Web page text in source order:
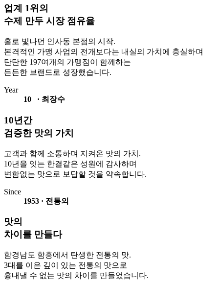
업계 1위의
수제 만두 시장 점유율
홀로 빛나던 인사동 본점의 시작.
본격적인 가맹 사업의 전개보다는 내실의 가치에 충실하며
탄탄한 197여개의 가맹점이 함께하는
든든한 브랜드로 성장했습니다.
Year
10
· 최장수
10년간
검증한 맛의 가치
고객과 함께 소통하며 지켜온 맛의 가치.
10년을 잇는 한결같은 성원에 감사하며
변함없는 맛으로 보답할 것을 약속합니다.
Since
1953 · 전통의
맛의
차이를 만들다
함경남도 함흥에서 탄생한 전통의 맛.
3대를 이은 깊이 있는 전통의 맛으로
흉내낼 수 없는 맛의 차이를 만들었습니다.